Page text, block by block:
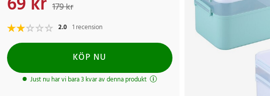
179 kr
2.0 1 recension
KÖP NU
Just nu har vi bara 3 kvar av denna produkt